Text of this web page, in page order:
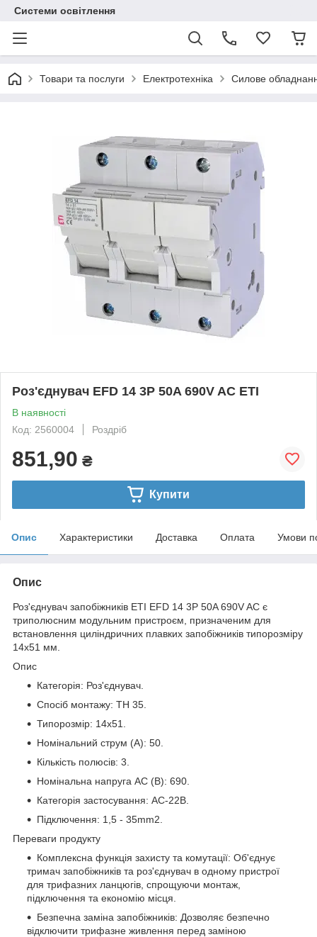
Системи освітлення
Товари та послуги Електротехніка Силове
Роз'єднувач EFD 14 3P 50A 690V AC ETI
В наявності
Код: 2560004
Роздріб
851,90 ₴
Купити
Опис Характеристики Доставка Оплата Умови
Опис
Роз'єднувач запобіжників ETI EFD 14 3P 50A 690V AC є
триполюсним модульним пристроєм, призначеним для
встановлення циліндричних плавких запобіжників типорозміру
14x51 мм.
Опис
Категорія: Роз'єднувач.
Спосіб монтажу: TH 35.
Типорозмір: 14x51.
Номінальний струм (A): 50.
Кількість полюсів: 3.
Номінальна напруга AC (В): 690.
Категорія застосування: AC-22B.
Підключення: 1,5 - 35mm2.
Переваги продукту
Комплексна функція захисту та комутації: Об'єднує
тримач запобіжників та роз'єднувач в одному пристрої
для трифазних ланцюгів, спрощуючи монтаж,
підключення та економію місця.
Безпечна заміна запобіжників: Дозволяє безпечно
відключити трифазне живлення перед заміною